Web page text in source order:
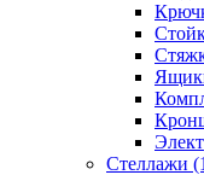
Стеллажи